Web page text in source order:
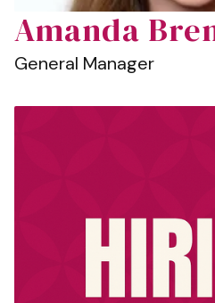
Amanda
General Manager